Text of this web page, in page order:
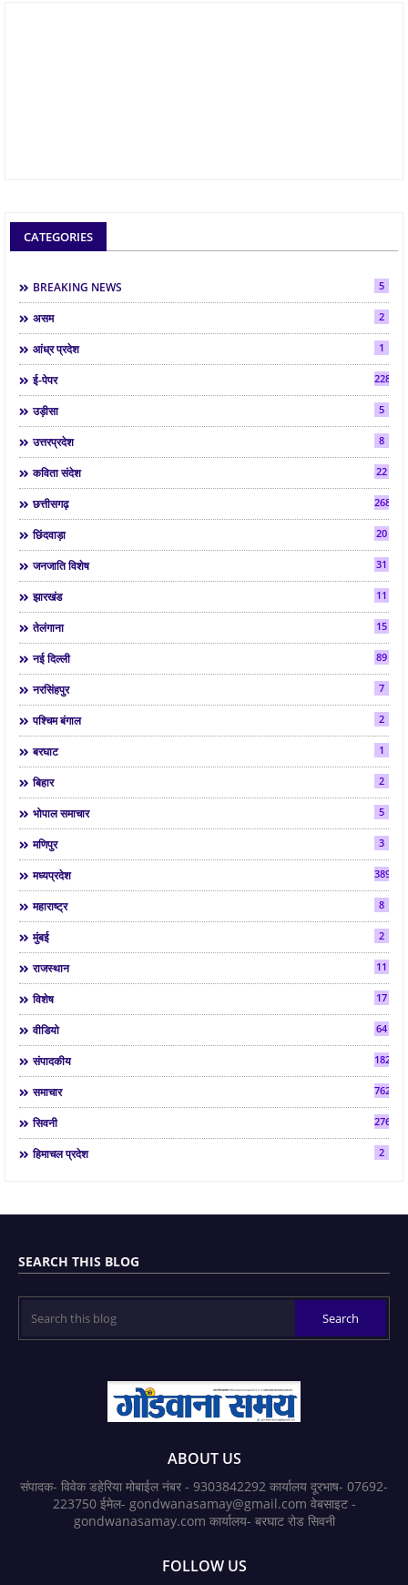
CATEGORIES
BREAKING NEWS 5
असम 2
आंध्र प्रदेश 1
ई-पेपर 2286
उड़ीसा 5
उत्तरप्रदेश 8
कविता संदेश 22
छत्तीसगढ़ 268
छिंदवाड़ा 20
जनजाति विशेष 31
झारखंड 11
तेलंगाना 15
नई दिल्ली 89
नरसिंहपुर 7
पश्चिम बंगाल 2
बरघाट 1
बिहार 2
भोपाल समाचार 5
मणिपुर 3
मध्यप्रदेश 3892
महाराष्ट्र 8
मुंबई 2
राजस्थान 11
विशेष 17
वीडियो 64
संपादकीय 182
समाचार 7624
सिवनी 2763
हिमाचल प्रदेश 2
SEARCH THIS BLOG
ABOUT US
संपादक- विवेक डहेरिया मोबाईल नंबर - 9303842292 कार्यालय दूरभाष- 07692-
223750 ईमेल- gondwanasamay@gmail.com वेबसाइट -
gondwanasamay.com कार्यालय- बरघाट रोड सिवनी
FOLLOW US